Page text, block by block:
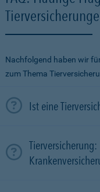
Nachfolgend haben wir
zum Thema
Ist eine